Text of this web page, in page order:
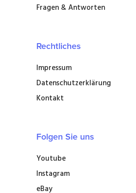
Fragen & Antworten
Rechtliches
Impressum
Datenschutzerklärung
Kontakt
Folgen Sie uns
Youtube
Instagram
eBay